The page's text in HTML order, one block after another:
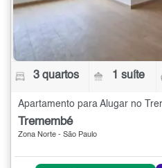
3 quartos 1 suíte
Apartamento para Alugar no
Tremembé
Zona Norte - São Paulo